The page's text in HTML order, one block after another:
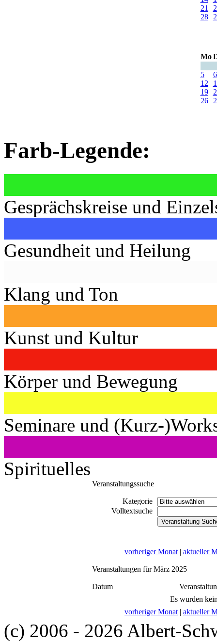
21
28
Mo
5
6
12
19
26
Farb-Legende:
Gesprächskreise und
Gesundheit und Heilung
Klang und Ton
Kunst und Kultur
Körper und Bewegung
Seminare und (Kurz-
Spirituelles
Veranstaltungssuche
Kategorie
Volltextsuche
vorheriger Monat | aktueller
Veranstaltungen für März 2025
Datum
Es wurden
vorheriger Monat | aktueller
(c) 2006 - 2026 Albert-